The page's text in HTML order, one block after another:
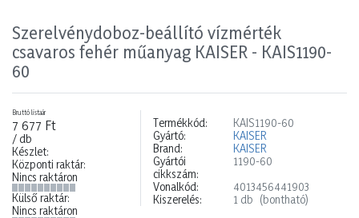
Szerelvénydoboz-beállító vízmérték
csavaros fehér műanyag KAISER - KAIS1190-
60
Bruttó listaár
7 677 Ft
/ db
Készlet:
Központi raktár:
Nincs raktáron
Külső raktár:
Nincs raktáron
Termékkód:
KAIS1190-60
Gyártó:
KAISER
Brand:
KAISER
Gyártói
cikkszám:
1190-60
Vonalkód:
4013456441903
Kiszerelés:
1 db (bontható)